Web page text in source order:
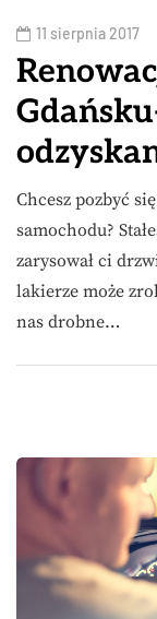
11 sierpnia 2017
Chcesz pozbyć
samochodu?
zarysował ci
lakierze może
nas drobne…